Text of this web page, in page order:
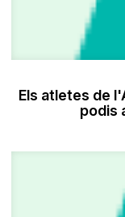
Els atletes de
podis